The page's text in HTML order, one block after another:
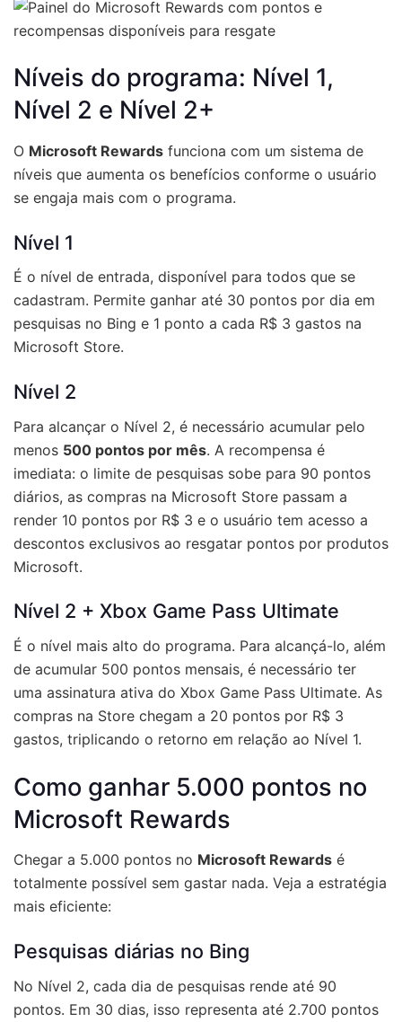
Níveis do programa: Nível 1,
Nível 2 e Nível 2+
O Microsoft Rewards funciona com um sistema de
níveis que aumenta os benefícios conforme o usuário
se engaja mais com o programa.
Nível 1
É o nível de entrada, disponível para todos que se
cadastram. Permite ganhar até 30 pontos por dia em
pesquisas no Bing e 1 ponto a cada R$ 3 gastos na
Microsoft Store.
Nível 2
Para alcançar o Nível 2, é necessário acumular pelo
menos 500 pontos por mês. A recompensa é
imediata: o limite de pesquisas sobe para 90 pontos
diários, as compras na Microsoft Store passam a
render 10 pontos por R$ 3 e o usuário tem acesso a
descontos exclusivos ao resgatar pontos por produtos
Microsoft.
Nível 2 + Xbox Game Pass Ultimate
É o nível mais alto do programa. Para alcançá-lo, além
de acumular 500 pontos mensais, é necessário ter
uma assinatura ativa do Xbox Game Pass Ultimate. As
compras na Store chegam a 20 pontos por R$ 3
gastos, triplicando o retorno em relação ao Nível 1.
Como ganhar 5.000 pontos no
Microsoft Rewards
Chegar a 5.000 pontos no Microsoft Rewards é
totalmente possível sem gastar nada. Veja a estratégia
mais eficiente:
Pesquisas diárias no Bing
No Nível 2, cada dia de pesquisas rende até 90
pontos. Em 30 dias, isso representa até 2.700 pontos